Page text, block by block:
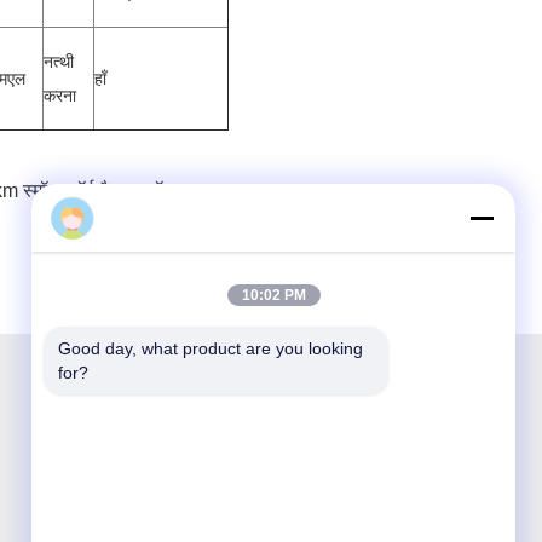
नत्थी
करना
हाँ
स्मॉल फॉर्म फैक्टर मॉड्यूल:
10:02 PM
Good day, what product are you looking
for?